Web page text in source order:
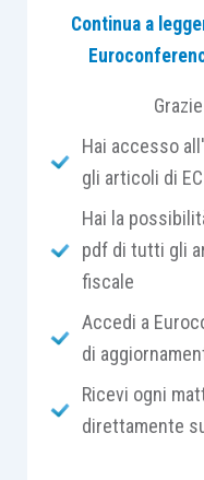
In primisl’
proroga dal 30
settore turistico
presupposti e
compete a
ricettive,
abbiano subito
dei
dell’anno 2021 di
allo stesso mese
Continua a
Hai accesso
gli articoli di
Hai la
pdf di tutti gli
fiscale
Accedi a
di
Ricevi ogni
direttamente